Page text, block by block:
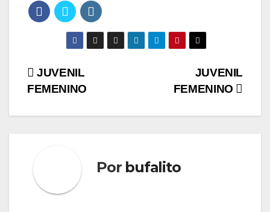
Navegación
JUVENIL
FEMENINO
JUVENIL
FEMENINO
Por bufalito